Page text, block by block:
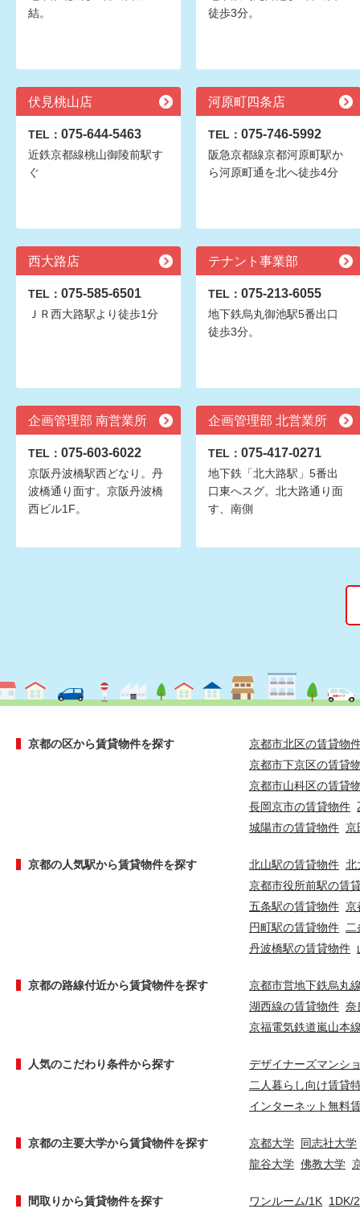
結。
徒歩3分。
伏見桃山店
TEL： 075-644-5463
近鉄京都線桃山御陵前駅す
ぐ
河原町四条店
TEL： 075-746-5992
阪急京都線京都河原町駅か
ら河原町通を北へ徒歩4分
西大路店
TEL： 075-585-6501
ＪＲ西大路駅より徒歩1分
テナント事業部
TEL： 075-213-6055
地下鉄烏丸御池駅5番出口
徒歩3分。
企画管理部 南営業所
TEL： 075-603-6022
京阪丹波橋駅西どなり。丹
波橋通り面す。京阪丹波橋
西ビル1F。
企画管理部 北営業所
TEL： 075-417-0271
地下鉄「北大路駅」5番出
口東へスグ。北大路通り面
す、南側
京都の区から賃貸物件を探す
京都市北区の賃貸物
京都市下京区の賃貸
京都市山科区の賃貸
長岡京市の賃貸物件
城陽市の賃貸物件 京
京都の人気駅から賃貸物件を探す 北山駅の賃貸物件 北
京都市役所前駅の賃
五条駅の賃貸物件 京
円町駅の賃貸物件
丹波橋駅の賃貸物件
京都の路線付近から賃貸物件を探す
京都市営地下鉄烏丸
湖西線の賃貸物件 奈
京福電気鉄道嵐山本
人気のこだわり条件から探す
デザイナーズマンシ
二人暮らし向け賃貸
インターネット無料
京都の主要大学から賃貸物件を探す 京都大学 同志社大学
龍谷大学 佛教大学
間取りから賃貸物件を探す ワンルーム/1K 1DK/